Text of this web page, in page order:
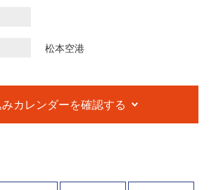
松本空港
カレンダーを確認する